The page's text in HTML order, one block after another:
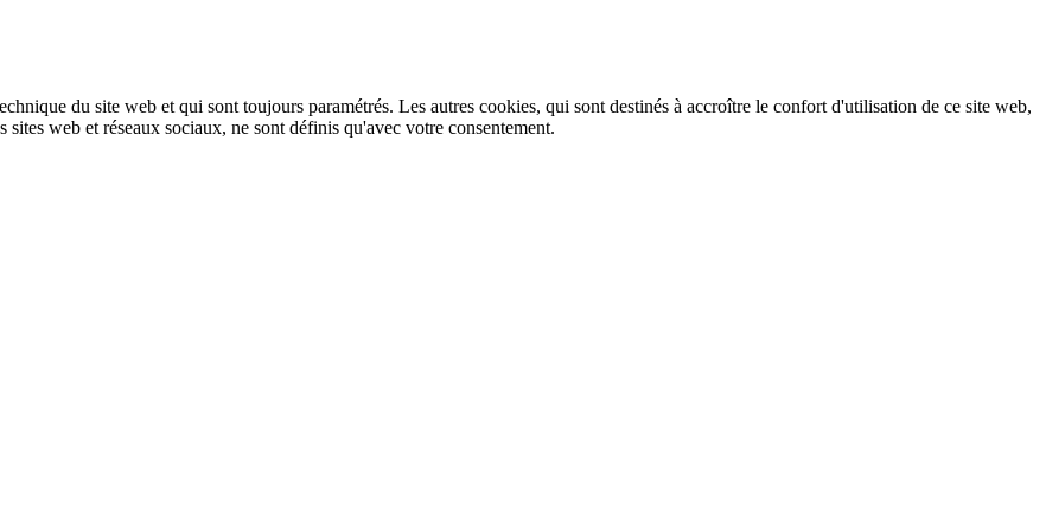
du site web et qui sont toujours paramétrés. Les autres cookies, qui sont destinés à accroître le confort d'utilisation de ce site web,
web et réseaux sociaux, ne sont définis qu'avec votre consentement.